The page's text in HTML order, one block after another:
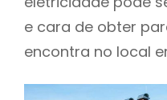
e cara de obter
encontra no local